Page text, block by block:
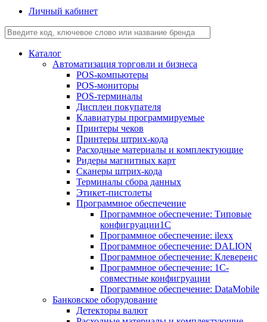
Личный кабинет
Каталог
Автоматизация торговли и бизнеса
POS-компьютеры
POS-мониторы
POS-терминалы
Дисплеи покупателя
Клавиатуры программируемые
Принтеры чеков
Принтеры штрих-кода
Расходные материалы и комплектующие
Ридеры магнитных карт
Сканеры штрих-кода
Терминалы сбора данных
Этикет-пистолеты
Программное обеспечение
Программное обеспечение: Типовые
конфигруации1С
Программное обеспечение: ilexx
Программное обеспечение: DALION
Программное обеспечение: Клеверенс
Программное обеспечение: 1С-
совместные конфигруации
Программное обеспечение: DataMobile
Банковское оборудование
Детекторы валют